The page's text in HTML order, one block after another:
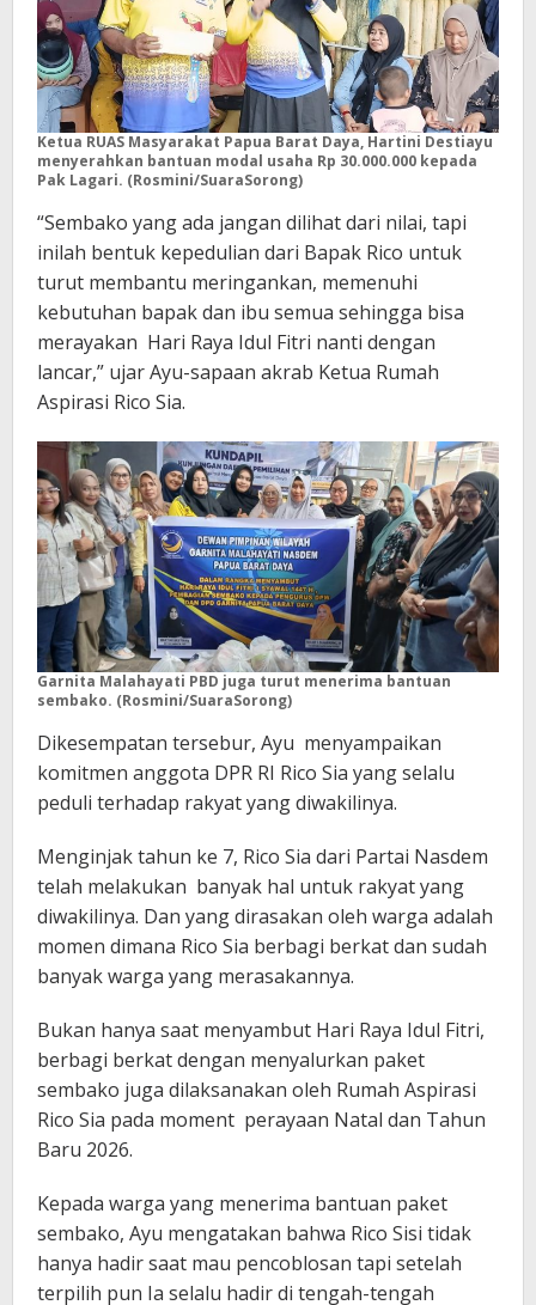
Ketua RUAS Masyarakat Papua Barat Daya, Hartini Destiayu
menyerahkan bantuan modal usaha Rp 30.000.000 kepada
Pak Lagari. (Rosmini/SuaraSorong)
“Sembako yang ada jangan dilihat dari nilai, tapi
inilah bentuk kepedulian dari Bapak Rico untuk
turut membantu meringankan, memenuhi
kebutuhan bapak dan ibu semua sehingga bisa
merayakan Hari Raya Idul Fitri nanti dengan
lancar,” ujar Ayu-sapaan akrab Ketua Rumah
Aspirasi Rico Sia.
Garnita Malahayati PBD juga turut menerima bantuan
sembako. (Rosmini/SuaraSorong)
Dikesempatan tersebur, Ayu menyampaikan
komitmen anggota DPR RI Rico Sia yang selalu
peduli terhadap rakyat yang diwakilinya.
Menginjak tahun ke 7, Rico Sia dari Partai Nasdem
telah melakukan banyak hal untuk rakyat yang
diwakilinya. Dan yang dirasakan oleh warga adalah
momen dimana Rico Sia berbagi berkat dan sudah
banyak warga yang merasakannya.
Bukan hanya saat menyambut Hari Raya Idul Fitri,
berbagi berkat dengan menyalurkan paket
sembako juga dilaksanakan oleh Rumah Aspirasi
Rico Sia pada moment perayaan Natal dan Tahun
Baru 2026.
Kepada warga yang menerima bantuan paket
sembako, Ayu mengatakan bahwa Rico Sisi tidak
hanya hadir saat mau pencoblosan tapi setelah
terpilih pun Ia selalu hadir di tengah-tengah